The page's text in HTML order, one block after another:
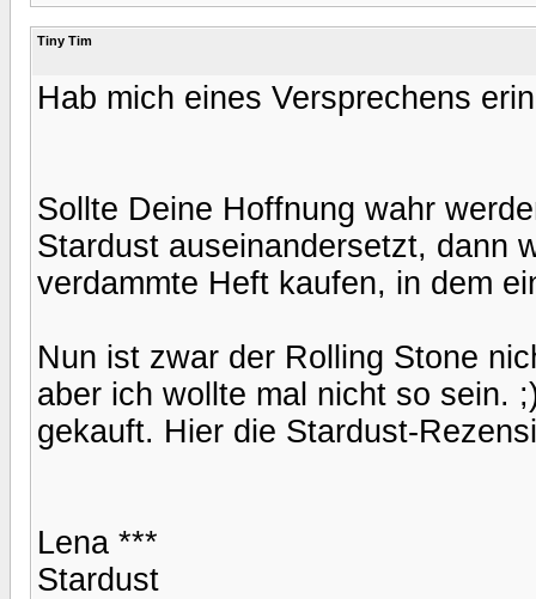
Tiny Tim
Hab mich eines Versprechens
Sollte Deine Hoffnung wahr
Stardust auseinandersetzt, dann
verdammte Heft kaufen, in dem
Nun ist zwar der Rolling Stone
aber ich wollte mal nicht so sein.
gekauft. Hier die Stardust-
Lena ***
Stardust